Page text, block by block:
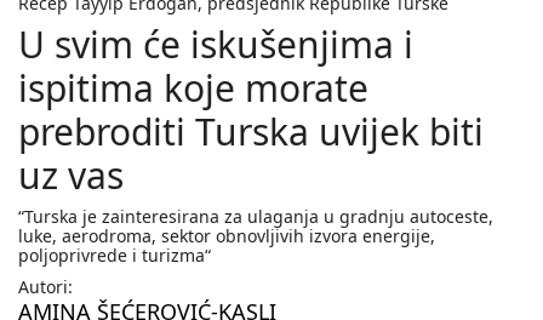
U svim će iskušenjima i
ispitima koje morate
prebroditi Turska uvijek biti
uz vas
“Turska je zainteresirana za ulaganja u gradnju autoceste,
luke, aerodroma, sektor obnovljivih izvora energije,
poljoprivrede i turizma“
Autori:
AMINA ŠEĆEROVIĆ-KASLI